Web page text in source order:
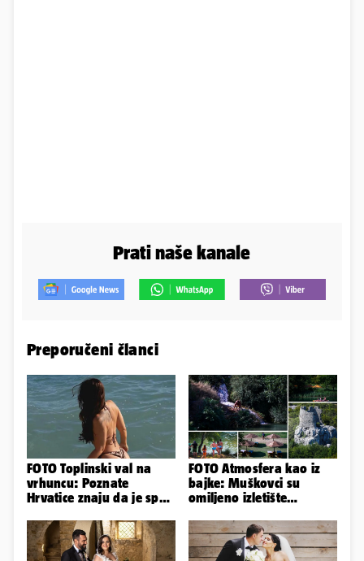
Prati naše kanale
Preporučeni članci
FOTO Toplinski val na
vrhuncu: Poznate
Hrvatice znaju da je spas
FOTO Atmosfera kao iz
bajke: Muškovci su
omiljeno izletište
zašto